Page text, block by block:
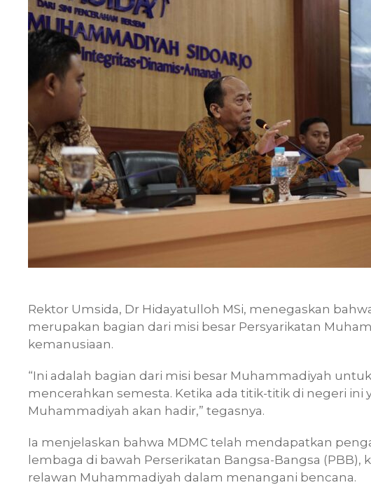
Rektor Umsida, Dr Hidayatulloh MSi, menegaskan
merupakan bagian dari misi besar Persyarikatan
kemanusiaan.
“Ini adalah bagian dari misi besar Muhammadiyah
mencerahkan semesta. Ketika ada titik-titik di negeri
Muhammadiyah akan hadir,” tegasnya.
Ia menjelaskan bahwa MDMC telah mendapatkan
lembaga di bawah Perserikatan Bangsa-Bangsa (PBB),
relawan Muhammadiyah dalam menangani bencana.